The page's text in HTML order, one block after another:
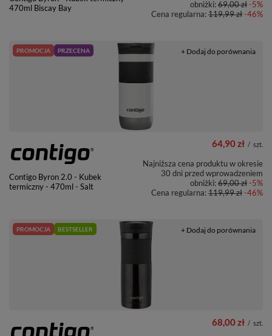
470ml Biscay Bay
obniżki:69,00 zł-5%
Cena regularna:119,99 zł-46%
PROMOCJA PRZECENA
Contigo Byron 2.0 - Kubek
termiczny - 470ml - Salt
64,90 zł / szt.
Najniższa cena produktu w okresie
30 dni przed wprowadzeniem
obniżki:69,00 zł-5%
Cena regularna:119,99 zł-46%
+ Dodaj do porównania
PROMOCJA BESTSELLER
68,00 zł / szt.
+ Dodaj do porównania